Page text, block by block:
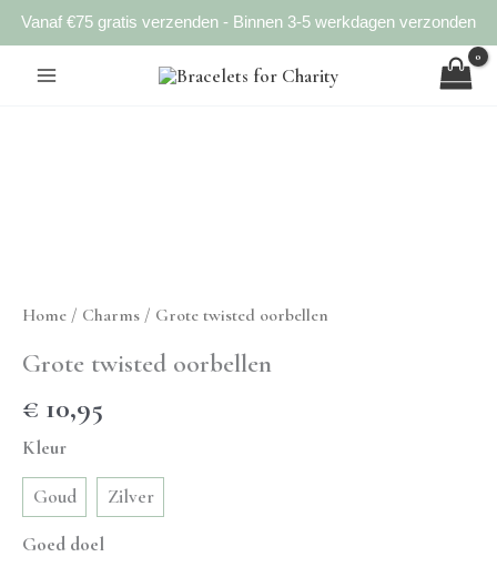
Vanaf €75 gratis verzenden - Binnen 3-5 werkdagen verzonden
Home / Charms / Grote twisted oorbellen
Grote twisted oorbellen
€ 10,95
Kleur
Goud Zilver
Goed doel